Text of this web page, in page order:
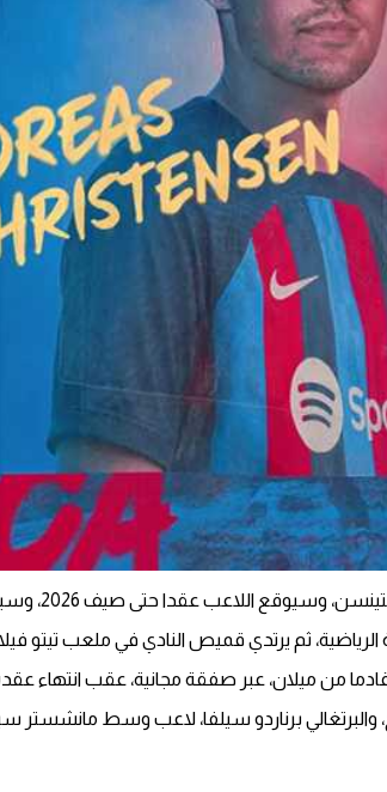
2026، وسيكون الشرط الجزائي بقيمة 500 مليون يورو”.
ثم يرتدي قميص النادي في ملعب تيتو
من ميلان، عبر صفقة مجانية، عقب انتهاء
برناردو سيلفا، لاعب وسط مانشستر